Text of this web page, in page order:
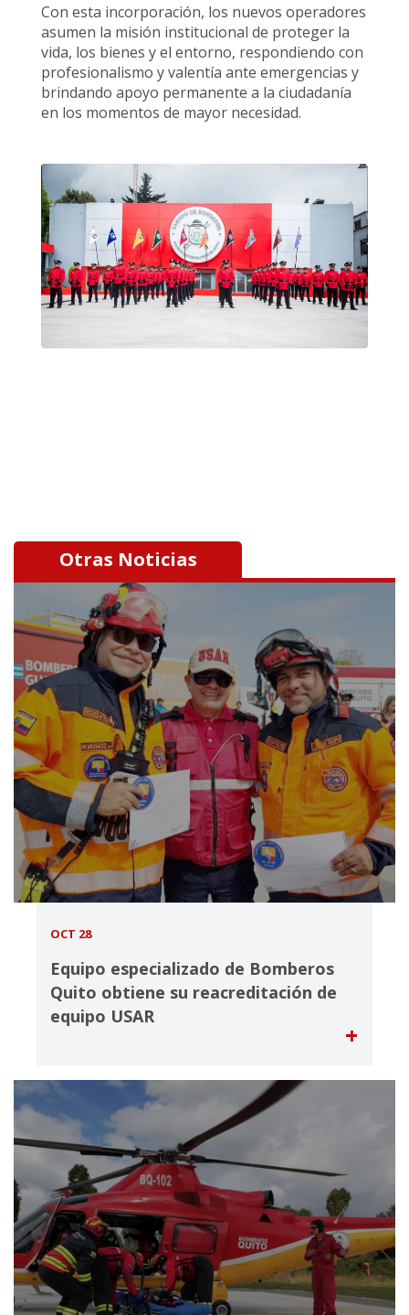
Con esta incorporación, los nuevos operadores
asumen la misión institucional de proteger la
vida, los bienes y el entorno, respondiendo con
profesionalismo y valentía ante emergencias y
brindando apoyo permanente a la ciudadanía
en los momentos de mayor necesidad.
Otras Noticias
OCT 28
Equipo especializado de Bomberos
Quito obtiene su reacreditación de
equipo USAR
+